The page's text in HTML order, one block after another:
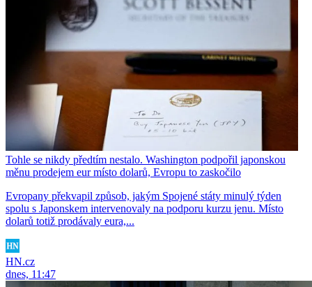
Tohle se nikdy předtím nestalo. Washington podpořil japonskou
měnu prodejem eur místo dolarů, Evropu to zaskočilo
Evropany překvapil způsob, jakým Spojené státy minulý týden
spolu s Japonskem intervenovaly na podporu kurzu jenu. Místo
dolarů totiž prodávaly eura,...
HN.cz
dnes, 11:47